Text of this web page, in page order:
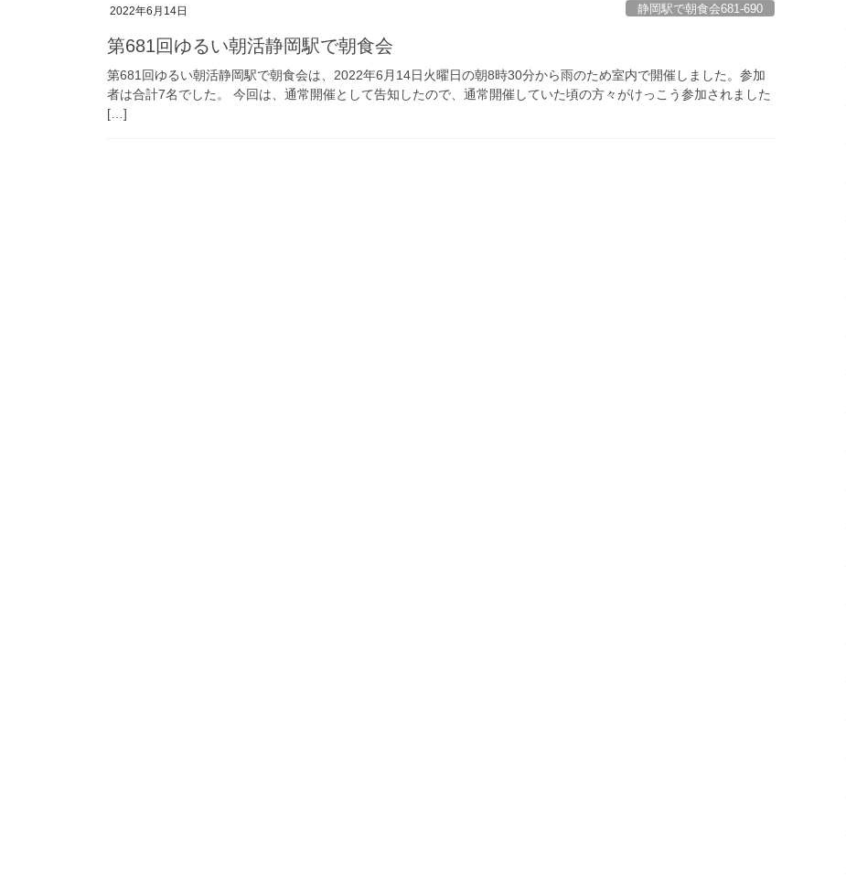
2022年6月14日 静岡駅で朝食会681-690
第681回ゆるい朝活静岡駅で朝食会
第681回ゆるい朝活静岡駅で朝食会は、2022年6月14日火曜日の朝8時30分から雨のため室内で開催しました。参加
者は合計7名でした。 今回は、通常開催として告知したので、通常開催していた頃の方々がけっこう参加されました
[…]